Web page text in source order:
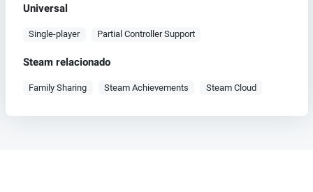
Universal
Single-player Partial Controller Support
Steam relacionado
Family Sharing Steam Achievements Steam Cloud